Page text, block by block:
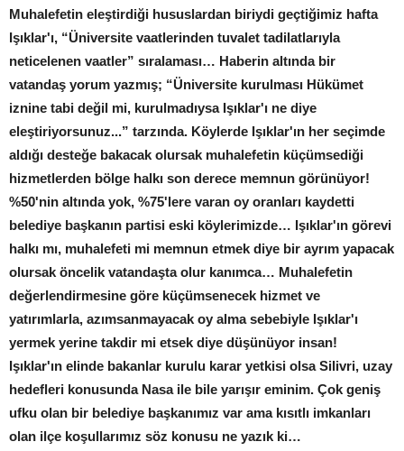
Muhalefetin eleştirdiği hususlardan biriydi geçtiğimiz hafta
Işıklar'ı, “Üniversite vaatlerinden tuvalet tadilatlarıyla
neticelenen vaatler” sıralaması… Haberin altında bir
vatandaş yorum yazmış; “Üniversite kurulması Hükümet
iznine tabi değil mi, kurulmadıysa Işıklar'ı ne diye
eleştiriyorsunuz...” tarzında. Köylerde Işıklar'ın her seçimde
aldığı desteğe bakacak olursak muhalefetin küçümsediği
hizmetlerden bölge halkı son derece memnun görünüyor!
%50'nin altında yok, %75'lere varan oy oranları kaydetti
belediye başkanın partisi eski köylerimizde… Işıklar'ın görevi
halkı mı, muhalefeti mi memnun etmek diye bir ayrım yapacak
olursak öncelik vatandaşta olur kanımca… Muhalefetin
değerlendirmesine göre küçümsenecek hizmet ve
yatırımlarla, azımsanmayacak oy alma sebebiyle Işıklar'ı
yermek yerine takdir mi etsek diye düşünüyor insan!
Işıklar'ın elinde bakanlar kurulu karar yetkisi olsa Silivri, uzay
hedefleri konusunda Nasa ile bile yarışır eminim. Çok geniş
ufku olan bir belediye başkanımız var ama kısıtlı imkanları
olan ilçe koşullarımız söz konusu ne yazık ki…